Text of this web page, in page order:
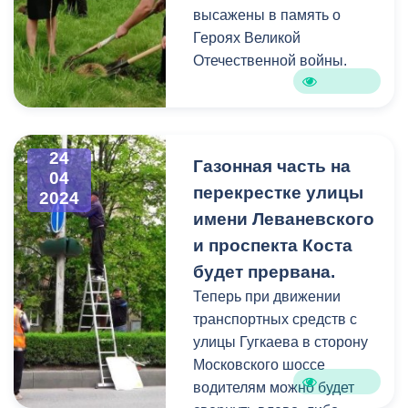
Затеречный район:
- отель Хилтон ул.Коцоева,
металлургический
территория (пр.Коста и
ул.Ардонская);
- Владикавказский
колледж искусств имени
В.Гергиева, прилегающая
территория;
- коллектив Префектуры
совместно с волонтерами
на территории Мемориала
высажены в память о
Героях Великой
Отечественной войны.
24
04
2024
Газонная часть на
перекрестке улицы
имени Леваневского
и проспекта Коста
будет прервана.
Теперь при движении
транспортных средств с
улицы Гугкаева в сторону
Московского шоссе
водителям можно будет